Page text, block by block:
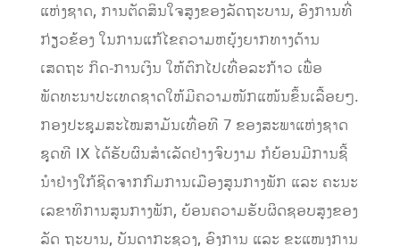
ແຫ່ງຊາດ, ການຕັດສິນໃຈສູງຂອງລັດຖະບານ, ອົງການທີ່
ກ່ຽວຂ້ອງ ໃນການແກ້ໄຂຄວາມຫຍຸ້ງຍາກທາງດ້ານ
ເສດຖະ ກິດ-ການເງິນ ໃຫ້ຕົກໄປເທື່ອລະກ້າວ ເພື່ອ
ພັດທະນາປະເທດຊາດໃຫ້ມີຄວາມໜັກແໜ້ນຂຶ້ນເລື້ອຍໆ.
ກອງປະຊຸມສະໄໝສາມັນເທື່ອທີ 7 ຂອງສະພາແຫ່ງຊາດ
ຊຸດທີ IX ໄດ້ຮັບຜົນສໍາເລັດຢ່າງຈົບງາມ ກໍຍ້ອນມີການຊີ້
ນໍາຢ່າງໃກ້ຊິດຈາກກົມການເມືອງສູນກາງພັກ ແລະ ຄະນະ
ເລຂາທິການສູນກາງພັກ, ຍ້ອນຄວາມຮັບຜິດຊອບສູງຂອງ
ລັດ ຖະບານ, ບັນດາກະຊວງ, ອົງການ ແລະ ຂະແໜງການ